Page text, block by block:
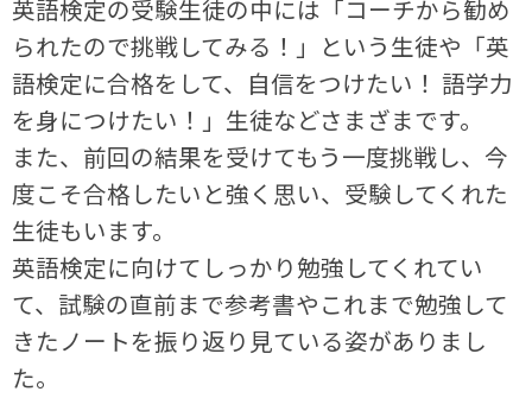
英語検定の受験生徒の中には「コーチから勧め
られたので挑戦してみる！」という生徒や「英
語検定に合格をして、自信をつけたい！ 語学力
を身につけたい！」生徒などさまざまです。
また、前回の結果を受けてもう一度挑戦し、今
度こそ合格したいと強く思い、受験してくれた
生徒もいます。
英語検定に向けてしっかり勉強してくれてい
て、試験の直前まで参考書やこれまで勉強して
きたノートを振り返り見ている姿がありまし
た。